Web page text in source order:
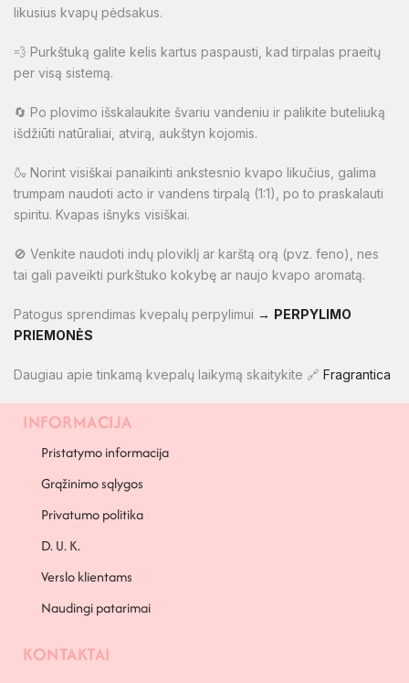
likusius kvapų pėdsakus.
💨 Purkštuką galite kelis kartus paspausti, kad tirpalas praeitų
per visą sistemą.
🔄 Po plovimo išskalaukite švariu vandeniu ir palikite buteliuką
išdžiūti natūraliai, atvirą, aukštyn kojomis.
🍶 Norint visiškai panaikinti ankstesnio kvapo likučius, galima
trumpam naudoti acto ir vandens tirpalą (1:1), po to praskalauti
spiritu. Kvapas išnyks visiškai.
🚫 Venkite naudoti indų ploviklį ar karštą orą (pvz. feno), nes
tai gali paveikti purkštuko kokybę ar naujo kvapo aromatą.
Patogus sprendimas kvepalų perpylimui → PERPYLIMO
PRIEMONĖS
Daugiau apie tinkamą kvepalų laikymą skaitykite 🔗 Fragrantica
PAPILDOMA INFORMACIJA
INFORMACIJA
Pristatymo informacija
Grąžinimo sąlygos
Privatumo politika
D. U. K.
Verslo klientams
Naudingi patarimai
KONTAKTAI